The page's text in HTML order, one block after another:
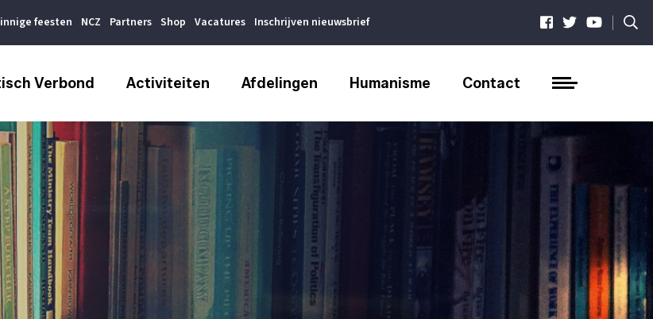
feesten NCZ Partners Shop Vacatures Inschrijven nieuwsbrief |
Verbond Activiteiten Afdelingen Humanisme Contact